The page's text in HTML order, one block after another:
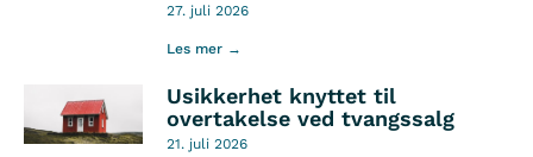
27. juli 2026
Les mer →
Usikkerhet knyttet til
overtakelse ved tvangssalg
21. juli 2026